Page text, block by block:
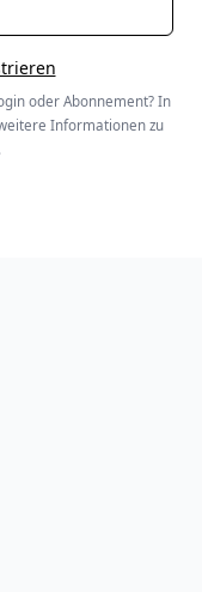
oder Abonnement? In
Informationen zu